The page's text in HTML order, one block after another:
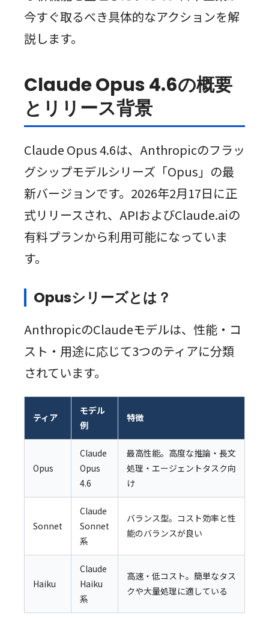
今すぐ取るべき具体的なアクションを解
説します。
Claude Opus 4.6の概要
とリリース背景
Claude Opus 4.6は、Anthropicのフラッ
グシップモデルシリーズ「Opus」の最
新バージョンです。2026年2月17日に正
式リリースされ、APIおよびClaude.aiの
有料プランから利用可能になっていま
す。
Opusシリーズとは？
AnthropicのClaudeモデルは、性能・コ
スト・用途に応じて3つのティアに分類
されています。
ティア
モデル
例
特徴
Opus
Claude
Opus
4.6
最高性能。高度な推論・長文
処理・エージェントタスク向
け
Sonnet
Claude
Sonnet
系
バランス型。コスト効率と性
能のバランスが良い
Haiku
Claude
Haiku
系
高速・低コスト。簡単なタス
クや大量処理に適している